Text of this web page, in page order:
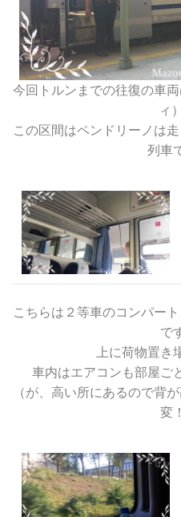
今回トルンまでの往復の車
ィ）
この区間はペンドリーノは
列車
こちらは２等車のコンパー
で
上に荷物置き
車内はエアコンも部屋ご
（が、高い所にあるので背
変